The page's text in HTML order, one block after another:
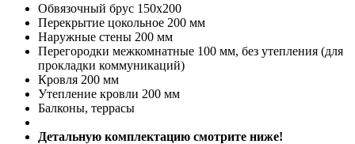
Обвязочный брус 150х200
Перекрытие цокольное 200 мм
Наружные стены 200 мм
Перегородки межкомнатные 100 мм, без утепления (для
прокладки коммуникаций)
Кровля 200 мм
Утепление кровли 200 мм
Балконы, террасы
Детальную комплектацию смотрите ниже!